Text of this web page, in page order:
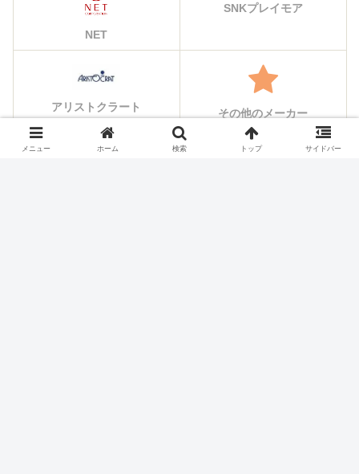
NET
SNKプレイモア
アリストクラート その他のメーカー
メニュー ホーム 検索 トップ サイドバー